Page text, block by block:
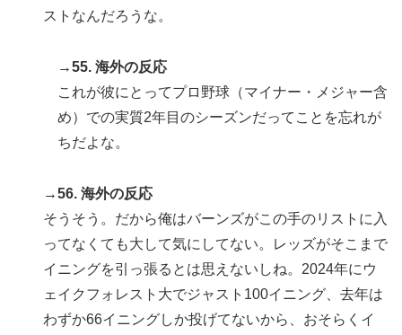
ストなんだろうな。
→55. 海外の反応
これが彼にとってプロ野球（マイナー・メジャー含
め）での実質2年目のシーズンだってことを忘れが
ちだよな。
→56. 海外の反応
そうそう。だから俺はバーンズがこの手のリストに入
ってなくても大して気にしてない。レッズがそこまで
イニングを引っ張るとは思えないしね。2024年にウ
ェイクフォレスト大でジャスト100イニング、去年は
わずか66イニングしか投げてないから、おそらくイ